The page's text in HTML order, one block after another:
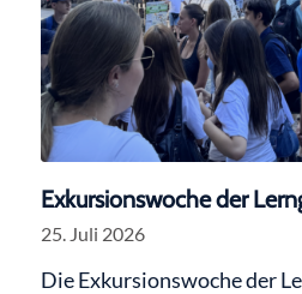
Exkursionswoche der
25. Juli 2026
Die Exkursionswoche der